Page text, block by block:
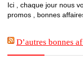
Ici , chaque jour nous
promos , bonnes
D’autres bonnes